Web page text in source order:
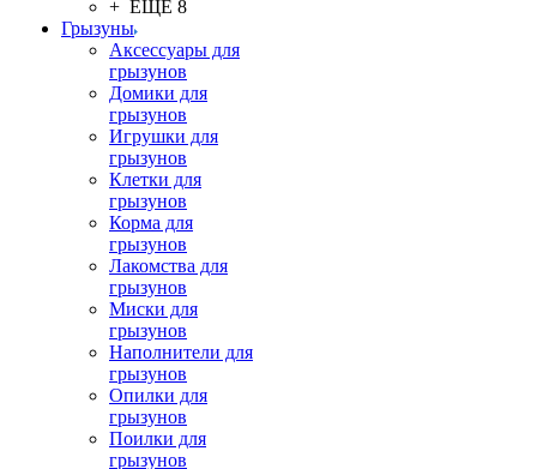
+ ЕЩЕ 8
Грызуны
Аксессуары для
грызунов
Домики для
грызунов
Игрушки для
грызунов
Клетки для
грызунов
Корма для
грызунов
Лакомства для
грызунов
Миски для
грызунов
Наполнители для
грызунов
Опилки для
грызунов
Поилки для
грызунов